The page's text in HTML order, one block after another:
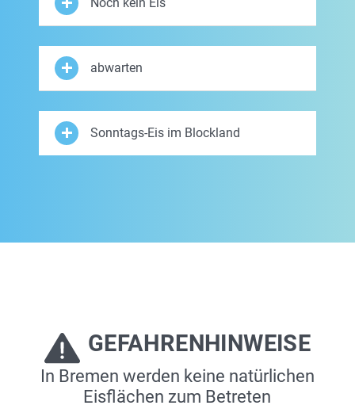
abwarten
Sonntags-Eis im Blockland
GEFAHRENHINWEISE
In Bremen werden keine natürlichen
Eisflächen zum Betreten